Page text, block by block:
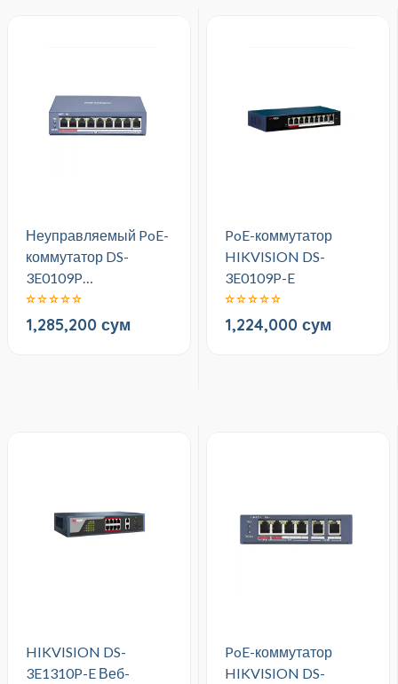
Неуправляемый PoE-
коммутатор DS-
3E0109P…
1,285,200 сум
PoE-коммутатор
HIKVISION DS-
3E0109P-E
1,224,000 сум
HIKVISION DS-
3E1310P-E Веб-
PoE-коммутатор
HIKVISION DS-